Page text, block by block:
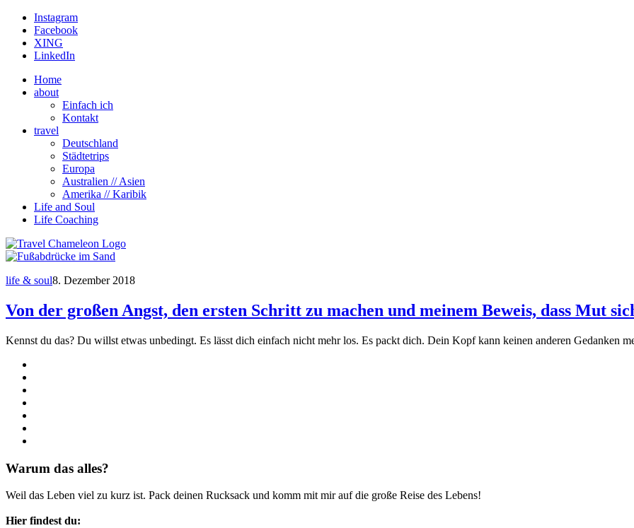
Instagram
Facebook
XING
LinkedIn
Home
about
Einfach ich
Kontakt
travel
Deutschland
Städtetrips
Europa
Australien // Asien
Amerika // Karibik
Life and Soul
Life Coaching
life & soul8. Dezember 2018
Von der großen Angst, den ersten Schritt zu machen und meinem Beweis, dass Mut
Kennst du das? Du willst etwas unbedingt. Es lässt dich einfach nicht mehr los. Es packt dich. Dein Kopf kann keinen anderen Gedanken
Warum das alles?
Weil das Leben viel zu kurz ist. Pack deinen Rucksack und komm mit mir auf die große Reise des Lebens!
Hier findest du: